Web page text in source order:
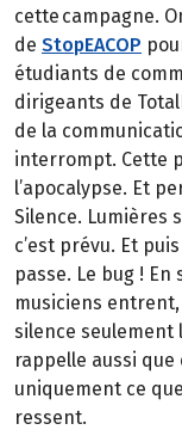
cette campagne.
de StopEACOP
étudiants de
dirigeants de
de la
interrompt. Cette
l’apocalypse. Et
Silence. Lumières
c’est prévu. Et
passe. Le bug !
musiciens
silence seulement
rappelle aussi
uniquement ce
ressent.